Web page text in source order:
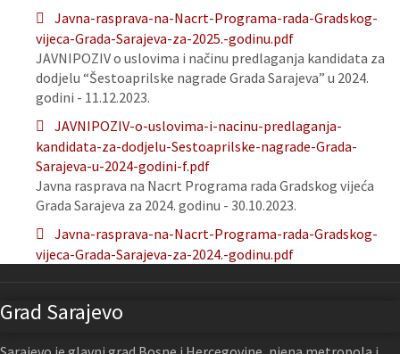
Javna-rasprava-na-Nacrt-Programa-rada-Gradskog-
vijeca-Grada-Sarajeva-za-2025.-godinu.pdf
JAVNIPOZIV o uslovima i načinu predlaganja kandidata za
dodjelu “Šestoaprilske nagrade Grada Sarajeva” u 2024.
godini - 11.12.2023.
JAVNIPOZIV-o-uslovima-i-nacinu-predlaganja-
kandidata-za-dodjelu-Sestoaprilske-nagrade-Grada-
Sarajeva-u-2024-godini-f.pdf
Javna rasprava na Nacrt Programa rada Gradskog vijeća
Grada Sarajeva za 2024. godinu - 30.10.2023.
Javna-rasprava-na-Nacrt-Programa-rada-Gradskog-
vijeca-Grada-Sarajeva-za-2024.-godinu.pdf
Grad Sarajevo